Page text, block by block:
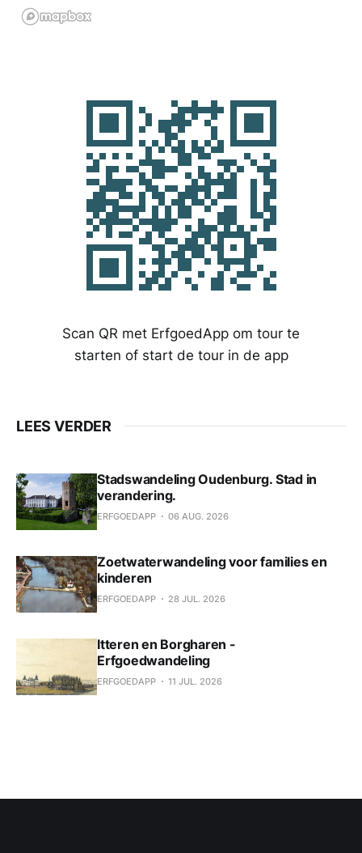
Scan QR met ErfgoedApp om tour te
starten of start de tour in de app
LEES VERDER
Stadswandeling Oudenburg. Stad in
verandering.
ERFGOEDAPP 06 AUG. 2026
Zoetwaterwandeling voor families en
kinderen
ERFGOEDAPP 28 JUL. 2026
Itteren en Borgharen -
Erfgoedwandeling
ERFGOEDAPP 11 JUL. 2026